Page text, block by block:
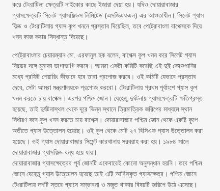
করে টেংরাটিলা ক্ষেত্রটি নাইকোর কাছে ইজারা দেয়া হয়। যদিও দোয়ারাবাজার
গ্যাসক্ষেত্রটি সিলেট গ্যাসফিল্ডস লিমিটেড (এসজিএফএল) এর আওতাধীন। সিলেট গ্যাস
ফিল্ড ও টেংরাটিলায় গ্যাস কূপ খননে প্রস্তাব দিয়েছিল, তবে পেট্রোবাংলা বাপেক্সকে দিয়ে
খনন কাজ করার সিদ্ধান্ত দিয়েছে।
পেট্রোবাংলার চেয়ারম্যান মো. এরফানুল হক বলেন, বাপেক্স কূপ খনন করে সিলেট গ্যাস
ফিল্ডের সঙ্গে মুনাফা ভাগাভাগি করবে। আমরা একটা কমিটি করেছি এই দুই কো¤পানির
মধ্যে প্রফিট শেয়ারিং কীভাবে হবে তারা প্রপোজ করবে। ওই কমিটি যেভাবে প্রস্তাব
দেবে, সেটা আমরা মন্ত্রণালয়কে প্রপোজ করবো। টেংরাটিলায় প্রথম পূর্বাংশে গ্যাস কূপ
খনন করতে চায় বাপেক্স। এরপর পশ্চিম জোন। যেহেতু দুর্ঘটনায় গ্যাসক্ষেত্রটি ক্ষতিগ্রস্ত
হয়েছে, তাই দুর্ঘটনাস্থল থেকে দূরে ভিন্ন স্থানে ত্রিমাত্রিক জরিপের মাধ্যমে স্থান
নির্ধারণ করে কূপ খনন করতে চায় বাপেক্স। দোয়ারাবাজার পশ্চিম জোন থেকে একটি কূপে
অতীতে গ্যাস উত্তোলন হয়েছে। ওই কূপ থেকে মোট ২৭ বিসিএফ গ্যাস উত্তোলন করা
হয়েছে। ওই গ্যাস দোয়ারাবাজার সিমেন্ট কারখানায় সরবরাহ করা হয়। ১৯৮৪ সালে
দোয়ারাবাজার গ্যাসফিল্ড বন্ধ হয়ে যায়।
দোয়ারাবাজার গ্যাসক্ষেত্রের পূর্ব জোনটি একেবারেই কোনো অনুসন্ধান হয়নি। তবে পশ্চিম
জোনে যেহেতু গ্যাস উত্তোলন হয়েছে তাই এটি আবিস্কৃত গ্যাসক্ষেত্র। পশ্চিম জোনে
টেংরাটিলায় দশটি স্তরে গ্যাসে সম্ভাবনা ও মজুত থাকার বিষয়টি জরিপে উঠে এসেছে।